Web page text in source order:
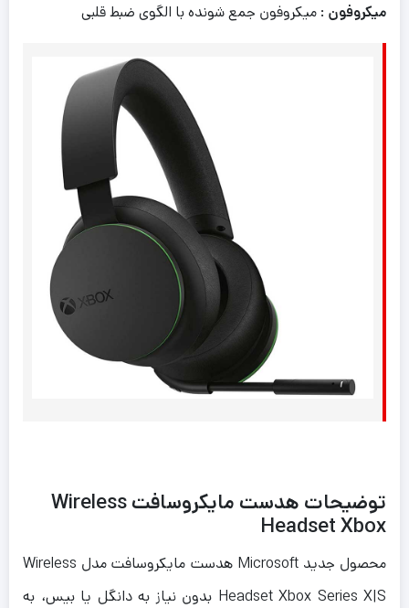
میکروفون : میکروفون جمع شونده با الگوی ضبط قلبی
توضیحات هدست مایکروسافت Wireless
Headset Xbox
محصول جدید Microsoft هدست مایکروسافت مدل Wireless
Headset Xbox Series X|S بدون نیاز به دانگل یا بیس، به